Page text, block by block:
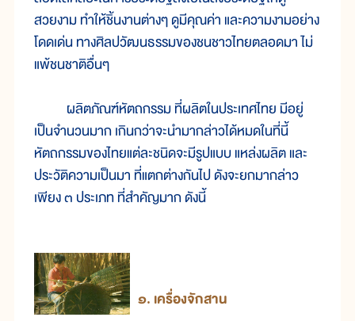
สวยงาม ทำให้ชิ้นงานต่างๆ ดูมีคุณค่า และความงามอย่าง
โดดเด่น ทางศิลปวัฒนธรรมของชนชาวไทยตลอดมา ไม่
แพ้ชนชาติอื่นๆ
ผลิตภัณฑ์หัตถกรรม ที่ผลิตในประเทศไทย มีอยู่
เป็นจำนวนมาก เกินกว่าจะนำมากล่าวได้หมดในที่นี้
หัตถกรรมของไทยแต่ละชนิดจะมีรูปแบบ แหล่งผลิต และ
ประวัติความเป็นมา ที่แตกต่างกันไป ดังจะยกมากล่าว
เพียง ๓ ประเภท ที่สำคัญมาก ดังนี้
๑. เครื่องจักสาน